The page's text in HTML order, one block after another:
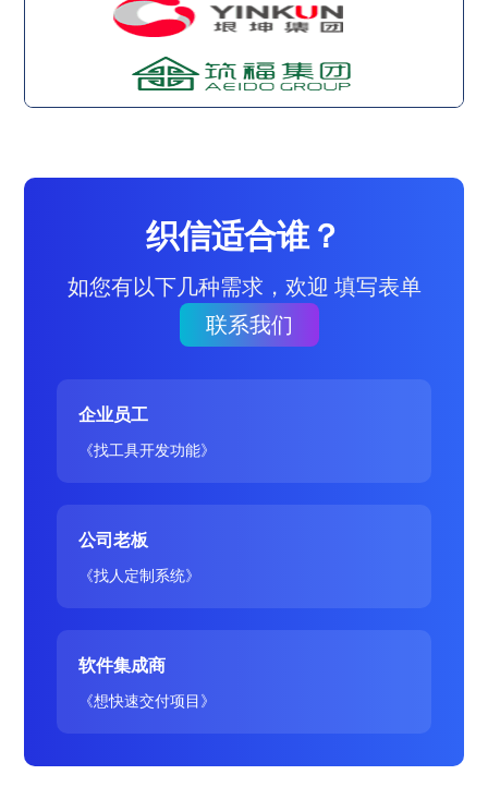
织信适合谁？
如您有以下几种需求，欢迎 填写表单
联系我们
企业员工
《找工具开发功能》
公司老板
《找人定制系统》
软件集成商
《想快速交付项目》